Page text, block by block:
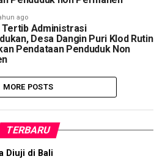
ago
Tertib Administrasi
Desa Dangin Puri Klod Rutin
Pendataan Penduduk Non
MORE POSTS
TERBARU
Diuji di Bali